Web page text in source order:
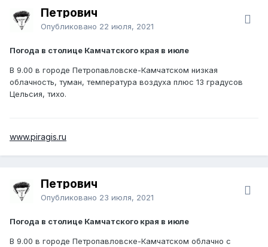
Петрович
Опубликовано 22 июля, 2021
Погода в столице Камчатского края в июле
В 9.00 в городе Петропавловске-Камчатском низкая
облачность, туман, температура воздуха плюс 13 градусов
Цельсия, тихо.
www.piragis.ru
Петрович
Опубликовано 23 июля, 2021
Погода в столице Камчатского края в июле
В 9.00 в городе Петропавловске-Камчатском облачно с